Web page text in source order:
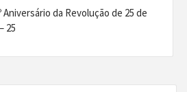
Aniversário da Revolução de 25 de
25